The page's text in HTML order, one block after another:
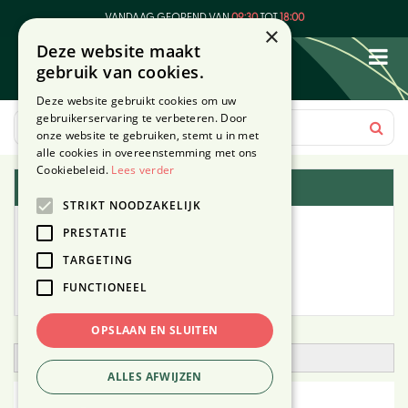
VANDAAG GEOPEND VAN09:30TOT18:00
Open zoekfilter
×
Deze website maakt
gebruik van cookies.
Deze website gebruikt cookies om uw
gebruikerservaring te verbeteren. Door
onze website te gebruiken, stemt u in met
alle cookies in overeenstemming met ons
Cookiebeleid. Lees verder
STRIKT NOODZAKELIJK
PRESTATIE
TARGETING
FUNCTIONEEL
OPSLAAN EN SLUITEN
ALLES AFWIJZEN